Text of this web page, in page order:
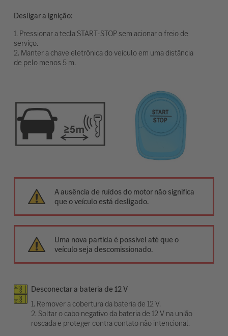
Desligar a ignição:
1. Pressionar a tecla START-STOP sem acionar o freio de
serviço.
2. Manter a chave eletrônica do veículo em uma distância
de pelo menos 5 m.
A ausência de ruídos do motor não significa
que o veículo está desligado.
Uma nova partida é possível até que o
veículo seja descomissionado.
Desconectar a bateria de 12 V
1. Remover a cobertura da bateria de 12 V.
2. Soltar o cabo negativo da bateria de 12 V na união
roscada e proteger contra contato não intencional.